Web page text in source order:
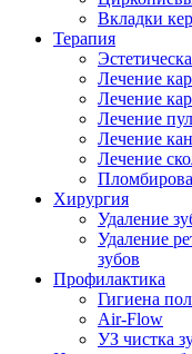
Вкладки
Терапия
Лечение
Лечение
Лечение
Лечение
Лечение
Хирургия
Удаление
Удаление
зубов
Профилактика
Гигиена
Air-Flow
УЗ чистка